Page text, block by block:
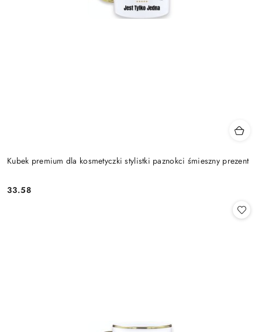
Kubek premium dla kosmetyczki stylistki paznokci śmieszny prezent
Cena:
33.58